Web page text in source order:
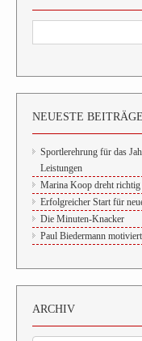
NEUESTE BEITRÄGE
Sportlerehrung für das
Leistungen
Marina Koop dreht richtig
Erfolgreicher Start für
Die Minuten-Knacker
Paul Biedermann
ARCHIV